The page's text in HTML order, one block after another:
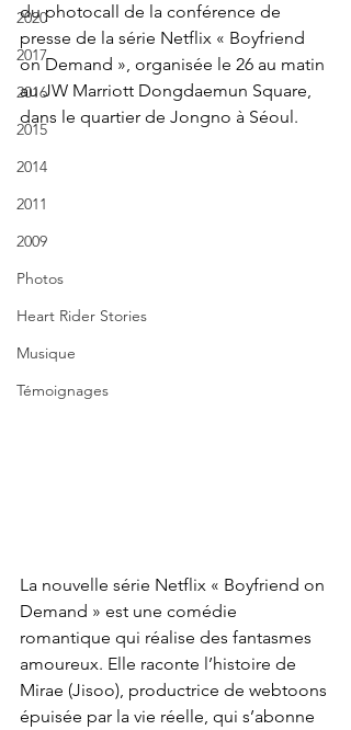
2020
2017
2016
2015
2014
2011
2009
Photos
Heart Rider Stories
Musique
Témoignages
du photocall de la conférence de
presse de la série Netflix « Boyfriend
on Demand », organisée le 26 au matin
au JW Marriott Dongdaemun Square,
dans le quartier de Jongno à Séoul.
La nouvelle série Netflix « Boyfriend on
Demand » est une comédie
romantique qui réalise des fantasmes
amoureux. Elle raconte l’histoire de
Mirae (Jisoo), productrice de webtoons
épuisée par la vie réelle, qui s’abonne